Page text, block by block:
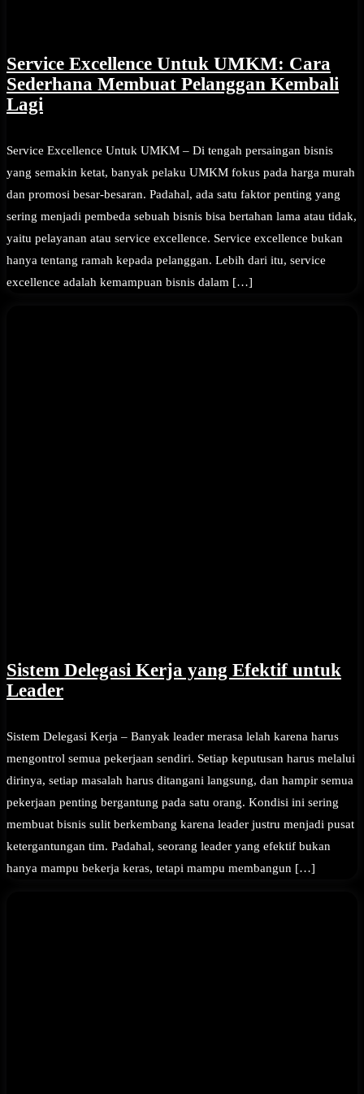
Service Excellence Untuk UMKM: Cara
Sederhana Membuat Pelanggan Kembali
Lagi
Service Excellence Untuk UMKM – Di tengah persaingan bisnis
yang semakin ketat, banyak pelaku UMKM fokus pada harga murah
dan promosi besar-besaran. Padahal, ada satu faktor penting yang
sering menjadi pembeda sebuah bisnis bisa bertahan lama atau tidak,
yaitu pelayanan atau service excellence. Service excellence bukan
hanya tentang ramah kepada pelanggan. Lebih dari itu, service
excellence adalah kemampuan bisnis dalam […]
Sistem Delegasi Kerja yang Efektif untuk
Leader
Sistem Delegasi Kerja – Banyak leader merasa lelah karena harus
mengontrol semua pekerjaan sendiri. Setiap keputusan harus melalui
dirinya, setiap masalah harus ditangani langsung, dan hampir semua
pekerjaan penting bergantung pada satu orang. Kondisi ini sering
membuat bisnis sulit berkembang karena leader justru menjadi pusat
ketergantungan tim. Padahal, seorang leader yang efektif bukan
hanya mampu bekerja keras, tetapi mampu membangun […]